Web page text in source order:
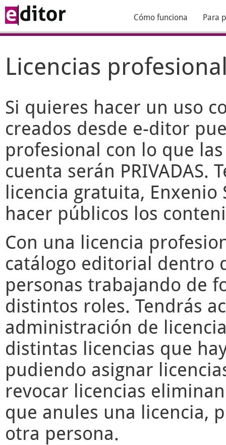
Cómo funciona Para
Licencias
Si quieres hacer un uso
creados desde e-ditor
profesional con lo que
cuenta serán PRIVADAS.
licencia gratuita, Enxenio
hacer públicos los
Con una licencia
catálogo editorial dentro
personas trabajando de
distintos roles. Tendrás
administración de
distintas licencias que
pudiendo asignar
revocar licencias
que anules una licencia,
otra persona.